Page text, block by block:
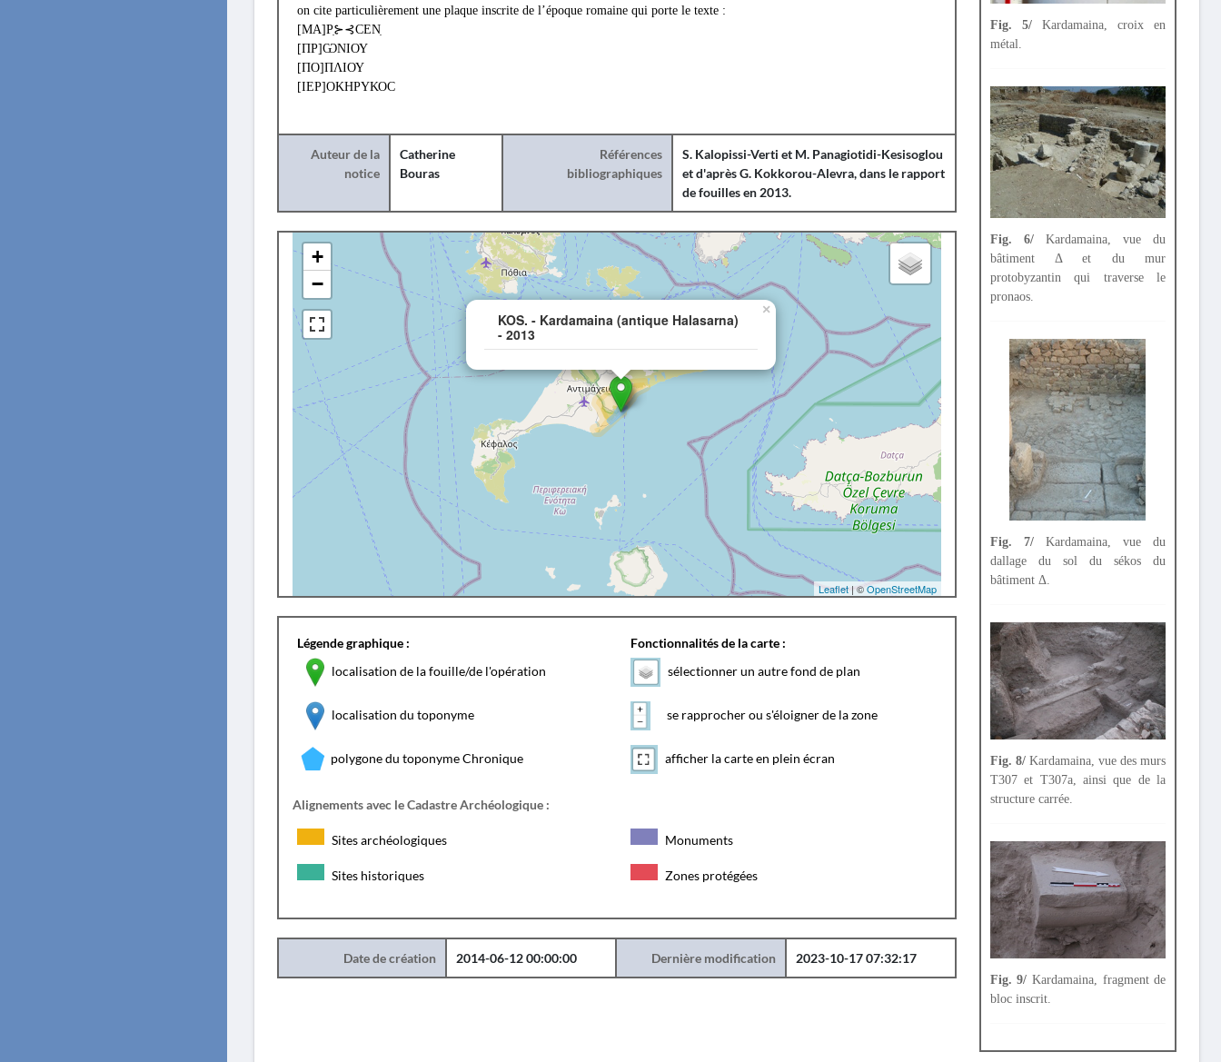
on cite particulièrement une plaque inscrite de l’époque romaine qui porte le texte :
[ΜΑ]Ρ̣⊱⊰CΕΝ̣
[ΠΡ]ѠΝΙΟΥ
[ΠΟ]ΠΛΙΟΥ
[ΙΕΡ]ΟΚΗΡΥΚΟC
Auteur de la
notice
Catherine
Bouras
Références
bibliographiques
S. Kalopissi-Verti et M. Panagiotidi-Kesisoglou
et d'après G. Kokkorou-Alevra, dans le rapport
de fouilles en 2013.
KOS. - Kardamaina (antique Halasarna)
- 2013
×
+
−
Leaflet| ©OpenStreetMap
Légende graphique :
localisation de la fouille/de l'opération
localisation du toponyme
polygone du toponyme Chronique
Fonctionnalités de la carte :
sélectionner un autre fond de plan
se rapprocher ou s'éloigner de la zone
afficher la carte en plein écran
Alignements avec le Cadastre Archéologique :
Sites archéologiques Monuments
Sites historiques Zones protégées
Date de création 2014-06-12 00:00:00 Dernière modification 2023-10-17 07:32:17
Fig. 5/Kardamaina, croix en
métal.
Fig. 6/Kardamaina, vue du
bâtiment Δ et du mur
protobyzantin qui traverse le
pronaos.
Fig. 7/Kardamaina, vue du
dallage du sol du sékos du
bâtiment Δ.
Fig. 8/Kardamaina, vue des murs
T307 et T307a, ainsi que de la
structure carrée.
Fig. 9/ Kardamaina, fragment de
bloc inscrit.